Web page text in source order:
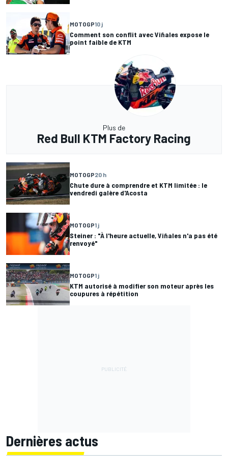
MOTOGP10 j
Comment son conflit avec Viñales expose le
point faible de KTM
Plus de
Red Bull KTM Factory Racing
MOTOGP20 h
Chute dure à comprendre et KTM limitée : le
vendredi galère d'Acosta
MOTOGP1 j
Steiner : "À l'heure actuelle, Viñales n'a pas été
renvoyé"
MOTOGP1 j
KTM autorisé à modifier son moteur après les
coupures à répétition
Dernières actus